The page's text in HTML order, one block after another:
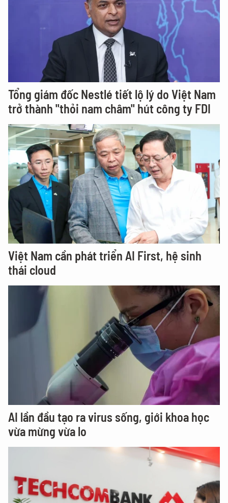
Tổng giám đốc Nestlé tiết lộ lý do Việt Nam
trở thành "thỏi nam châm" hút công ty FDI
Việt Nam cần phát triển AI First, hệ sinh
thái cloud
AI lần đầu tạo ra virus sống, giới khoa học
vừa mừng vừa lo